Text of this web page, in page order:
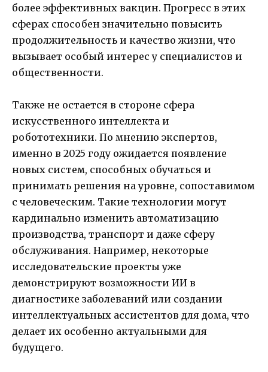
более эффективных вакцин. Прогресс в этих
сферах способен значительно повысить
продолжительность и качество жизни, что
вызывает особый интерес у специалистов и
общественности.
Также не остается в стороне сфера
искусственного интеллекта и
робототехники. По мнению экспертов,
именно в 2025 году ожидается появление
новых систем, способных обучаться и
принимать решения на уровне, сопоставимом
с человеческим. Такие технологии могут
кардинально изменить автоматизацию
производства, транспорт и даже сферу
обслуживания. Например, некоторые
исследовательские проекты уже
демонстрируют возможности ИИ в
диагностике заболеваний или создании
интеллектуальных ассистентов для дома, что
делает их особенно актуальными для
будущего.